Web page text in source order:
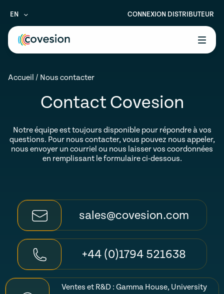
menu
menu
EN CONNEXION DISTRIBUTEUR
Accueil / Nous contacter
Contact Covesion
Notre équipe est toujours disponible pour répondre à vos
questions. Pour nous contacter, vous pouvez nous appeler,
nous envoyer un courriel ou nous laisser vos coordonnées
en remplissant le formulaire ci-dessous.
sales@covesion.com
+44 (0)1794 521638
Ventes et R&D : Gamma House, University